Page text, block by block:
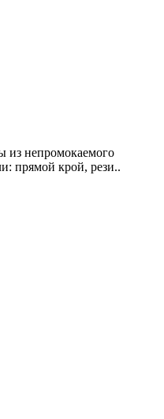
из непромокаемого
прямой крой, рези..